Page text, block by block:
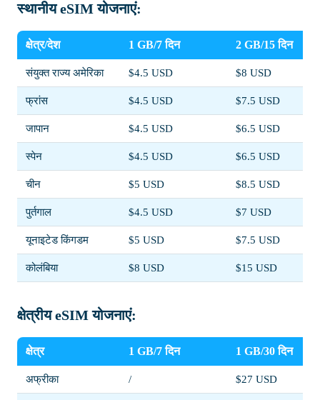
स्थानीय eSIM योजनाएं:
क्षेत्र/देश 1 GB/7 दिन 2 GB/15 दिन
संयुक्त राज्य अमेरिका $4.5 USD $8 USD
फ्रांस $4.5 USD $7.5 USD
जापान $4.5 USD $6.5 USD
स्पेन $4.5 USD $6.5 USD
चीन $5 USD $8.5 USD
पुर्तगाल $4.5 USD $7 USD
यूनाइटेड किंगडम $5 USD $7.5 USD
कोलंबिया $8 USD $15 USD
क्षेत्रीय eSIM योजनाएं:
क्षेत्र 1 GB/7 दिन 1 GB/30 दिन
अफ्रीका / $27 USD